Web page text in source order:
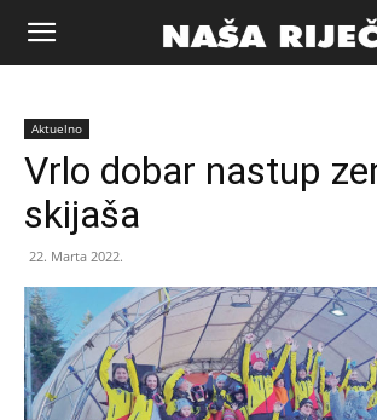
Naša
riječ
Aktuelno
Vrlo dobar nastup
skijaša
22. Marta 2022.